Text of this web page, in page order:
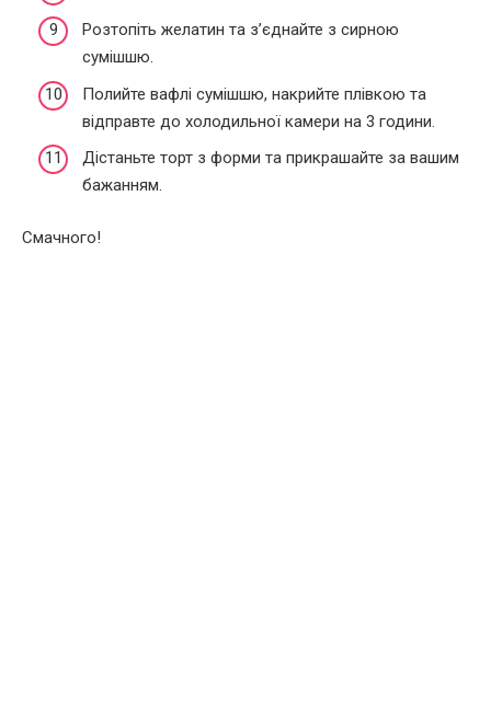
Розтопіть желатин та з’єднайте з сирною
сумішшю.
Полийте вафлі сумішшю, накрийте плівкою та
відправте до холодильної камери на 3 години.
Дістаньте торт з форми та прикрашайте за вашим
бажанням.
Смачного!